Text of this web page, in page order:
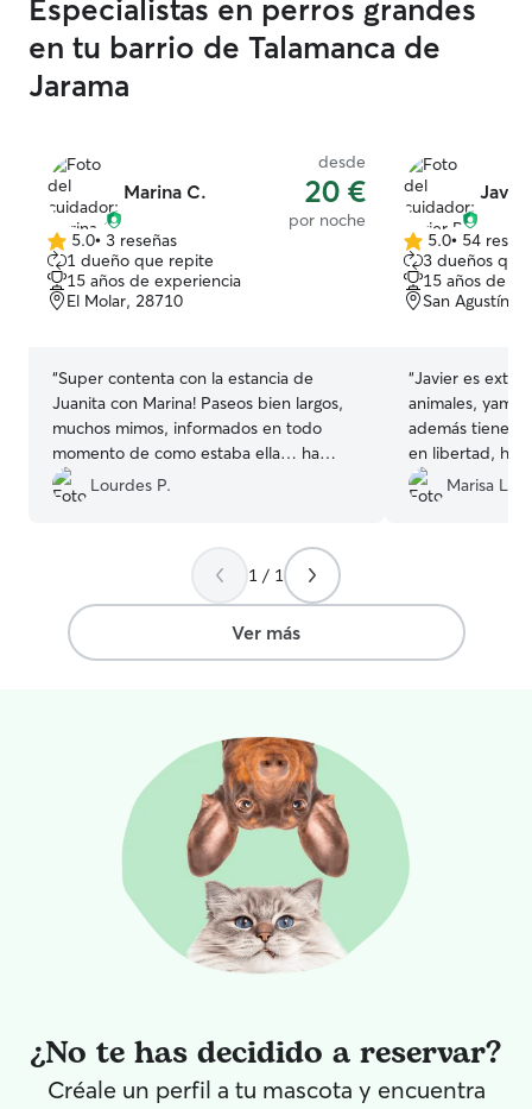
agenda, especialmente por la mañana y
la tarde. La atención y cuidado de los
animales es parte integral de mi rutina
diaria. Me encargaré de tu mascota y de
amigo peludo. Trabajaré según las
indicaciones que tu mismo me des ,
asegurándome de que tua mascotas
disfruten del tiempo conmigo de la
manera más tranquila y feliz posible,
tanto para ellas como para ti.
hacer
caminatas,
los que no solo
diferentes, por
cuidados a lo
más importante
peludos estén
que podamos
que
cada uno de
Especialistas en perros grandes
en tu barrio de Talamanca de
Jarama
Marina C.
desde
20 €
por noche
5.0
de
5
estrellas
5.0• 3 reseñas
1 dueño que repite
15 años de experiencia
El Molar, 28710
“Super contenta con la estancia de
Juanita con Marina! Paseos bien largos,
muchos mimos, informados en todo
momento de como estaba ella… ha
vuelto super bien cuidada!
Lourdes P.
5.0
de
5
estrellas
5.0• 54
3 dueños
15 años de
San Agustín
“Javier es
animales,
además tiene
en libertad, ha
yambo con
recomendable
Marisa L.
1 / 1
Ver más
¿No te has decidido a reservar?
Créale un perfil a tu mascota y encuentra